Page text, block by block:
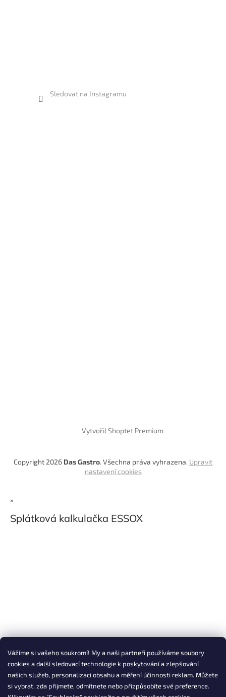
Vážíme si vašeho soukromí! My a naši partneři používáme soubory
cookies a další sledovací technologie k poskytování a zlepšování
našich služeb, personalizaci obsahu a měření účinnosti reklam. Můžete
si vybrat, zda přijmete, odmítnete nebo přizpůsobíte své preference.
Sledovat na Instagramu
Vytvořil Shoptet Premium
Copyright 2026 Das Gastro. Všechna práva vyhrazena. Upravit
nastavení cookies
×
Splátková kalkulačka ESSOX